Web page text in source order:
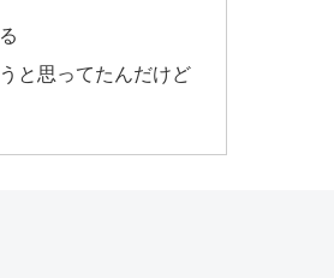
と思ってたんだけど